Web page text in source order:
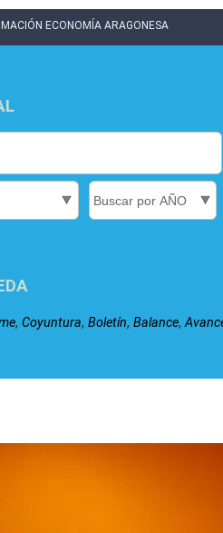
ECONOMÍA ARAGONESA
, Coyuntura, Boletín, Balance,